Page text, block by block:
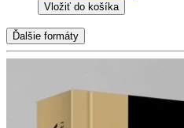
Vložiť do košíka
Ďalšie formáty